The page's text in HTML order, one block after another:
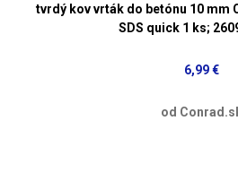
tvrdý kov vrták do betónu 10 mm
SDS quick 1 ks;
6,99 €
od